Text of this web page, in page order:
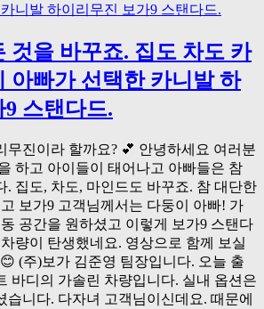
니발 하이리무진 보가9 스탠다드.
것을 바꾸죠. 집도 차도 카
아빠가 선택한 카니발 하
스탠다드.
무진이라 할까요? 💕 안녕하세요 여러분
하고 아이들이 태어나고 아빠들은 참
. 집도, 차도, 마인드도 바꾸죠. 참 대단한
보가9 고객님께서는 다둥이 아빠! 가
공간을 원하셨고 이렇게 보가9 스탠다
량이 탄생했네요. 영상으로 함께 보실
(주)보가 김준영 팀장입니다. 오늘 출
바디의 가솔린 차량입니다. 실내 옵션은
습니다. 다자녀 고객님이신데요. 때문에